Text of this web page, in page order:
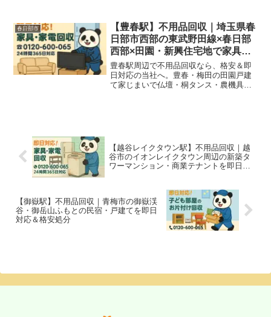
春日部市
【豊春駅】不用品回収｜埼玉県春
日部市西部の東武野田線×春日部
西部×田園・新興住宅地で家具家
電・粗大ごみを即日対応＆格安処
分
豊春駅周辺で不用品回収なら、格安＆即
日対応の当社へ。豊春・梅田の田園戸建
て家じまいで仏壇・桐タンス・農機具、
【越谷レイクタウン駅】不用品回収｜越
谷市のイオンレイクタウン周辺の新築タ
ワーマンション・商業テナントを即日対
【御嶽駅】不用品回収｜青梅市の御嶽渓
谷・御岳山ふもとの民宿・戸建てを即日
対応＆格安処分